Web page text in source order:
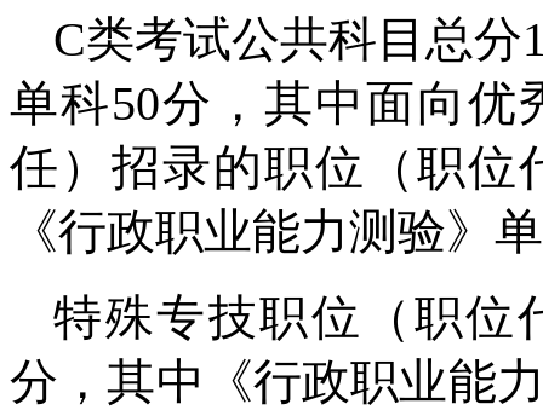
C类考试公共科目总分
单科50分，其中面向
任）招录的职位（职位
《行政职业能力测验》
特殊专技职位（职位
分，其中《行政职业能